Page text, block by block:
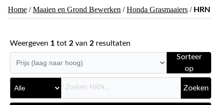
Home /Maaien en Grond Bewerken /Honda Grasmaaiers / HRN
Weergeven 1 tot 2 van 2 resultaten
Sorteer
op
Zoeken